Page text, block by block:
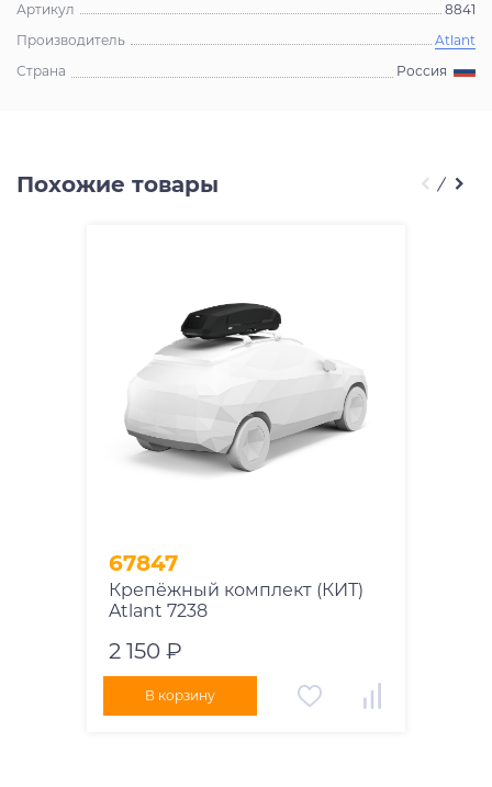
Артикул
8841
Производитель
Atlant
Страна
Россия
Похожие товары
67847
Крепёжный комплект (КИТ)
Atlant 7238
2 150 ₽
В корзину